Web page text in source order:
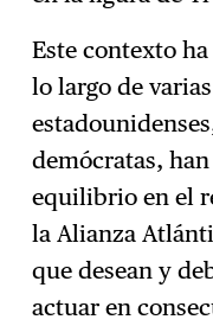
Este contexto
lo largo de
demócratas,
equilibrio en el
la Alianza
que desean y
actuar en